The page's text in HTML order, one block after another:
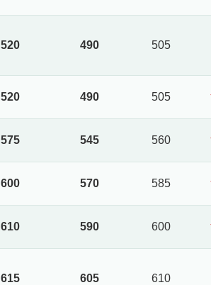
520 490 505
520 490 505
575 545 560
600 570 585
610 590 600
615 605 610